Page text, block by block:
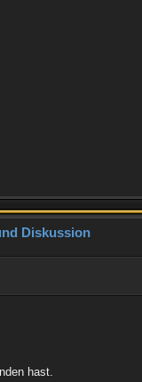
Diskussion
hast.